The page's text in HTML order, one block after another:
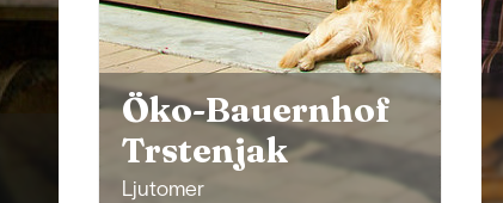
Öko-Bauernhof
Trstenjak
Ljutomer